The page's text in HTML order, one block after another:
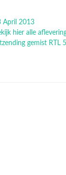
April 2013
hier alle
gemist RTL 5